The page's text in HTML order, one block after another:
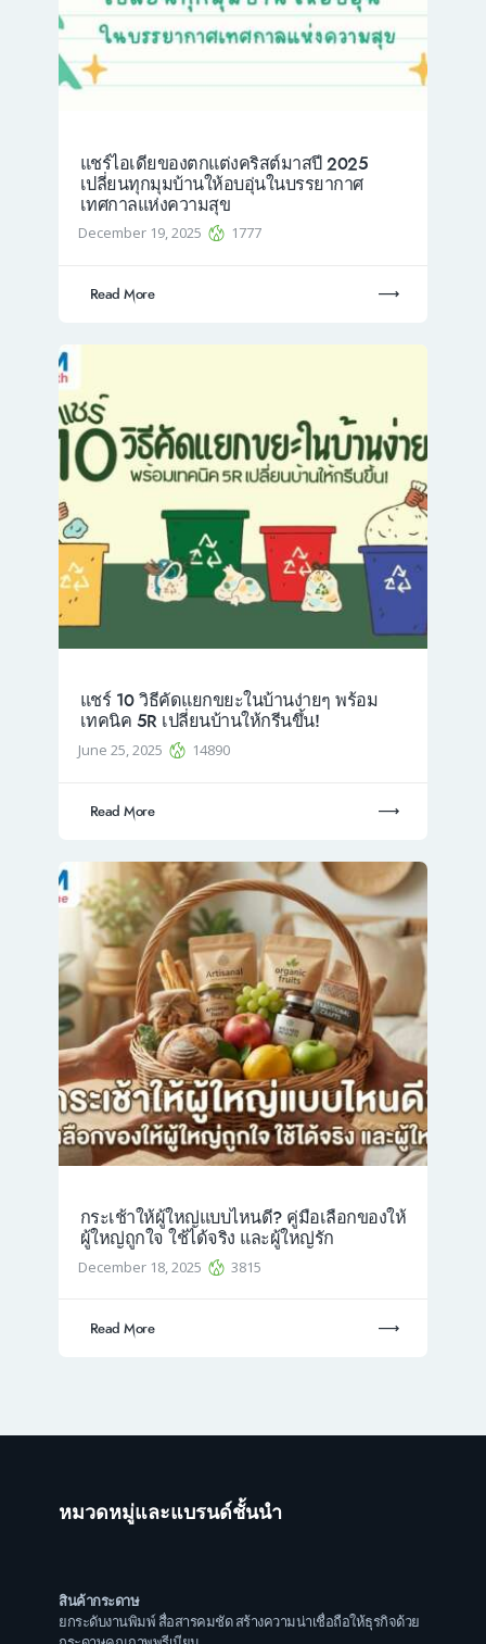
แชร์ไอเดียของตกแต่งคริสต์มาสปี 2025
เปลี่ยนทุกมุมบ้านให้อบอุ่นในบรรยากาศ
เทศกาลแห่งความสุข
December 19, 2025 1777
Read More
แชร์ 10 วิธีคัดแยกขยะในบ้านง่ายๆ พร้อม
เทคนิค 5R เปลี่ยนบ้านให้กรีนขึ้น!
June 25, 2025 14890
Read More
กระเช้าให้ผู้ใหญ่แบบไหนดี? คู่มือเลือกของให้
ผู้ใหญ่ถูกใจ ใช้ได้จริง และผู้ใหญ่รัก
December 18, 2025 3815
Read More
หมวดหมู่และแบรนด์ชั้นนำ
สินค้ากระดาษ
ยกระดับงานพิมพ์ สื่อสารคมชัด สร้างความน่าเชื่อถือให้ธุรกิจด้วย